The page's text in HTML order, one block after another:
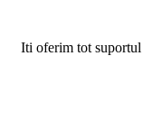
Iti oferim tot suportul